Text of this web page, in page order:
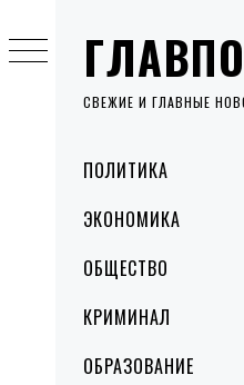
СВЕЖИЕ И ГЛАВНЫЕ
MenuПОЛИТИКА
ЭКОНОМИКА
ОБЩЕСТВО
КРИМИНАЛ
ОБРАЗОВАНИЕ
to
content